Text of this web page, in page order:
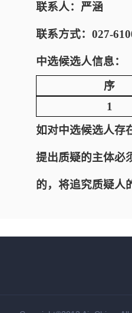
联系人：严涵
联系方式：027-
中选候选人信息：
序
1
如对中选候选人存
提出质疑的主体必
的，将追究质疑人